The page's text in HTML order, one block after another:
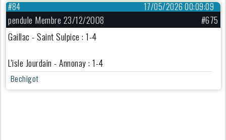
17/05/2026 00:09:09
#84
pendule Membre 23/12/2008
#675
Gaillac - Saint Sulpice : 1-4
L'isle Jourdain - Annonay : 1-4
Bechigot